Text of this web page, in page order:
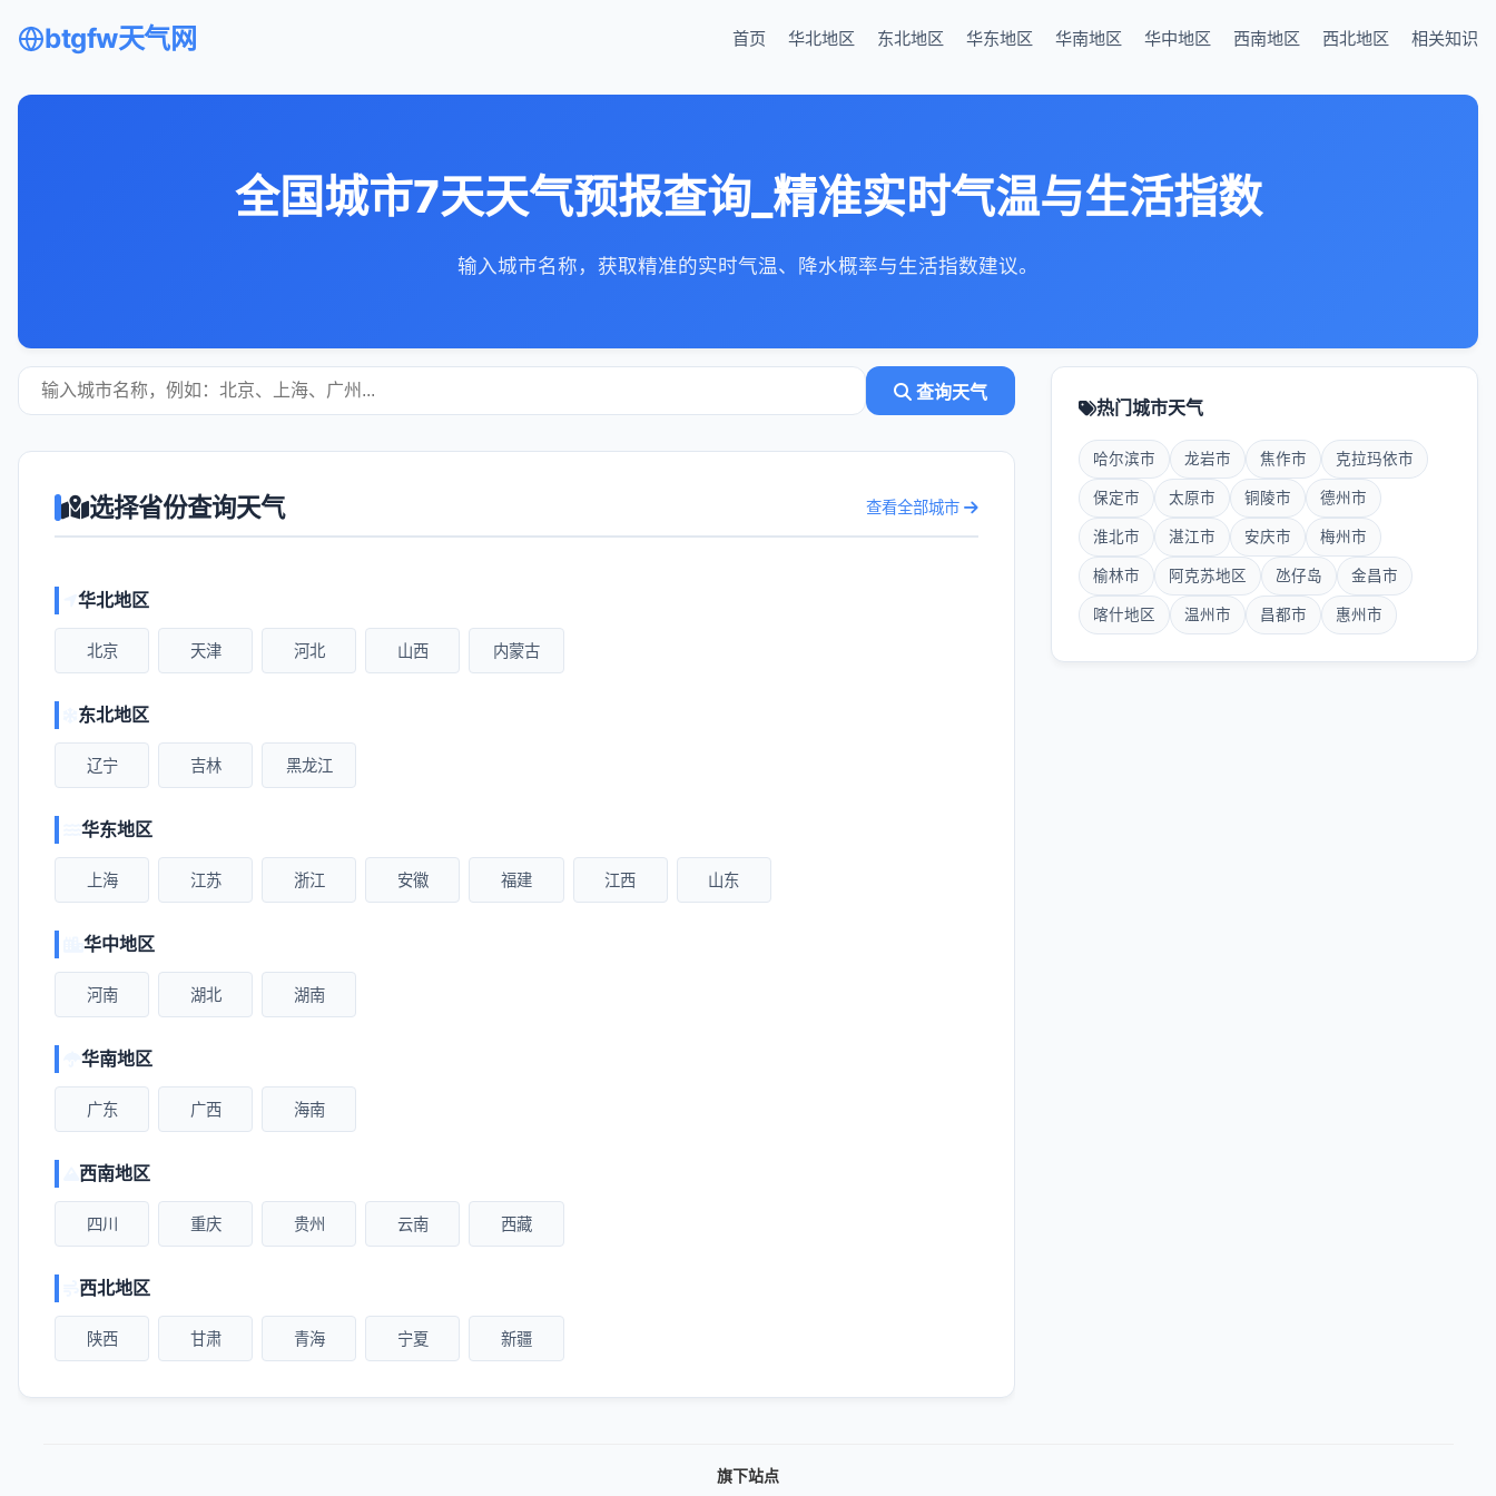
btgfw天气网 首页 华北地区 东北地区 华东地区 华南地区 华中地区 西南地区 西北地区 相关知识
全国城市7天天气预报查询_精准实时气温与生活指数
输入城市名称，获取精准的实时气温、降水概率与生活指数建议。
查询天气
选择省份查询天气 查看全部城市
华北地区
北京 天津 河北 山西 内蒙古
东北地区
辽宁 吉林 黑龙江
华东地区
上海 江苏 浙江 安徽 福建 江西 山东
华中地区
河南 湖北 湖南
华南地区
广东 广西 海南
西南地区
四川 重庆 贵州 云南 西藏
西北地区
陕西 甘肃 青海 宁夏 新疆
热门城市天气
哈尔滨市 龙岩市 焦作市 克拉玛依市
保定市 太原市 铜陵市 德州市
淮北市 湛江市 安庆市 梅州市
榆林市 阿克苏地区 氹仔岛 金昌市
喀什地区 温州市 昌都市 惠州市
旗下站点